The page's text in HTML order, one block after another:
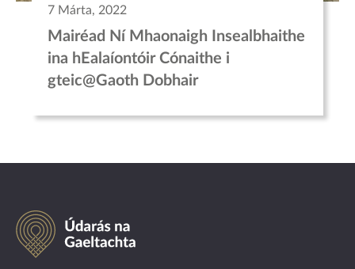
7 Márta, 2022
Mairéad Ní Mhaonaigh Insealbhaithe
ina hEalaíontóir Cónaithe i
gteic@Gaoth Dobhair
Údarás
na
Gaeltachta